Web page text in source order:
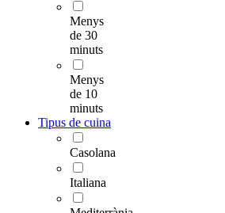
Menys
de 30
minuts
Menys
de 10
minuts
Tipus de cuina
Casolana
Italiana